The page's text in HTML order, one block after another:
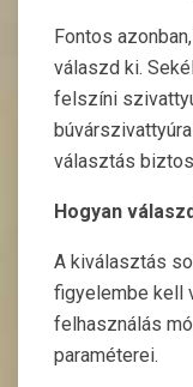
Fontos
válaszd ki.
felszíni
választás
Hogyan
A kiválasztás
figyelembe kell
felhasználás
paraméterei.